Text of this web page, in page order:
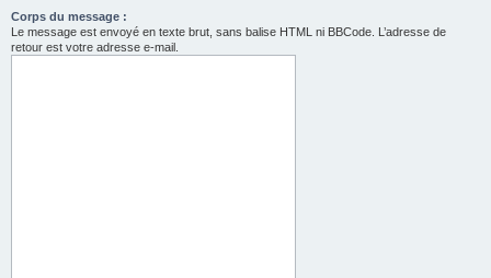
Corps du message :
Le message est envoyé en texte brut, sans balise HTML ni BBCode. L’adresse de
retour est votre adresse e-mail.